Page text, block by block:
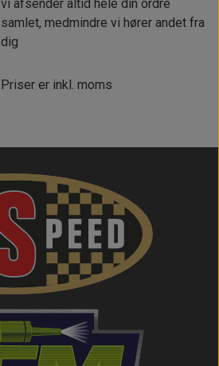
vi afsender altid hele din ordre
samlet, medmindre vi hører andet fra
dig
Priser er inkl. moms